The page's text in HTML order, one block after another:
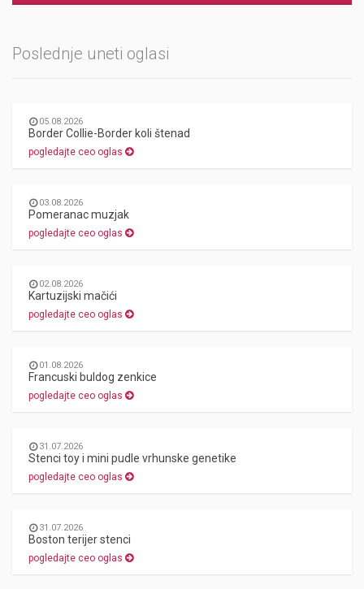
Poslednje uneti oglasi
05.08.2026
Border Collie-Border koli štenad
pogledajte ceo oglas
03.08.2026
Pomeranac muzjak
pogledajte ceo oglas
02.08.2026
Kartuzijski mačići
pogledajte ceo oglas
01.08.2026
Francuski buldog zenkice
pogledajte ceo oglas
31.07.2026
Stenci toy i mini pudle vrhunske genetike
pogledajte ceo oglas
31.07.2026
Boston terijer stenci
pogledajte ceo oglas